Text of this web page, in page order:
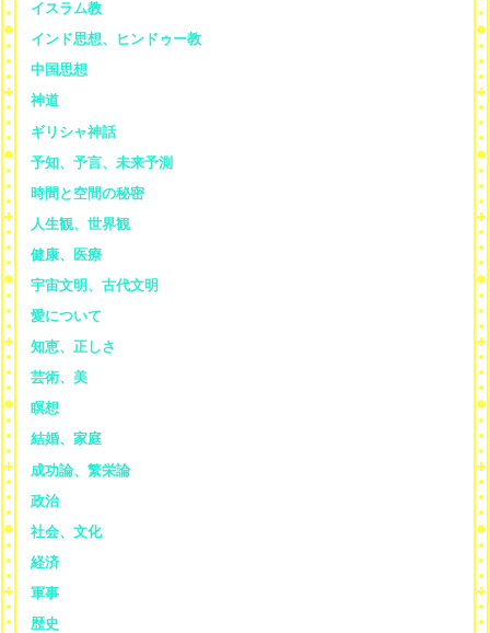
イスラム教
インド思想、ヒンドゥー教
中国思想
神道
ギリシャ神話
予知、予言、未来予測
時間と空間の秘密
人生観、世界観
健康、医療
宇宙文明、古代文明
愛について
知恵、正しさ
芸術、美
瞑想
結婚、家庭
成功論、繁栄論
政治
社会、文化
経済
軍事
歴史